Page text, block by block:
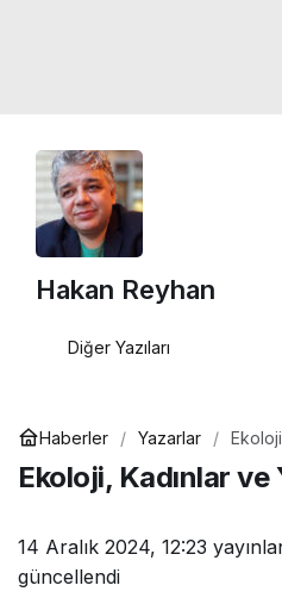
Hakan Reyhan
Diğer Yazıları
Haberler Yazarlar
Ekoloji, Kadınlar
14 Aralık 2024, 12:23
güncellendi